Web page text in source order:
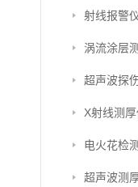
射线报警
涡流涂层
超声波探
X射线测厚
电火花检
超声波测